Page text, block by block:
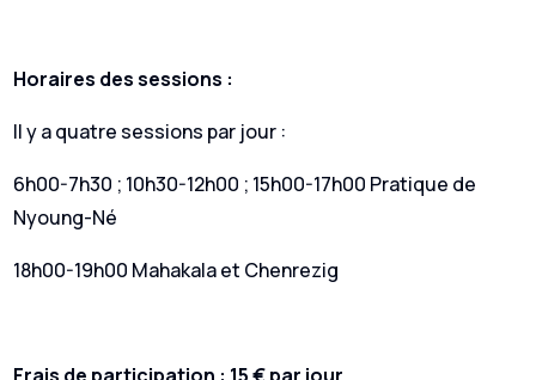
Horaires des sessions :
Il y a quatre sessions par jour :
6h00-7h30 ; 10h30-12h00 ; 15h00-17h00 Pratique de
Nyoung-Né
18h00-19h00 Mahakala et Chenrezig